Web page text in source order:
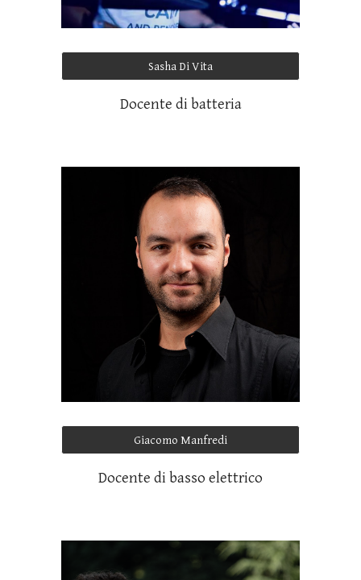
Sasha Di Vita
Docente di batteria
Giacomo Manfredi
Docente di basso elettrico